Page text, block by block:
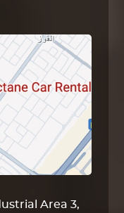
Area 3,